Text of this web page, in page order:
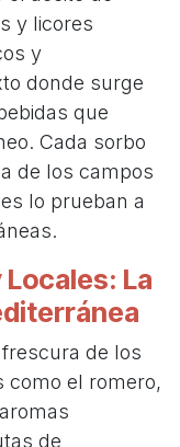
y licores
y
donde surge
que
Cada sorbo
de los campos
lo prueban a
La
de los
como el romero,
de